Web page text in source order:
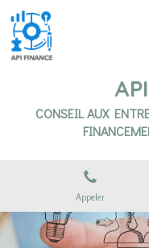
CONSEIL AUX
Appeler